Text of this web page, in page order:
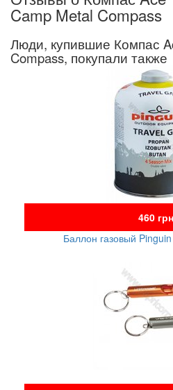
Camp Metal Compass
Люди, купившие Компас
Compass, покупали также
460 грн
Баллон газовый